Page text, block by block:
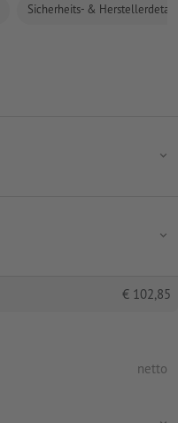
Sicherheits- &
€ 102,85
netto